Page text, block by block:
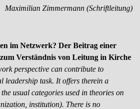
Maximilian Zimmermann (Schriftleitung)
im Netzwerk? Der Beitrag einer
Verständnis von Leitung in Kirche
perspective can contribute to
leadership task. It offers therein a
usual categories used in theories on
institution). There is no